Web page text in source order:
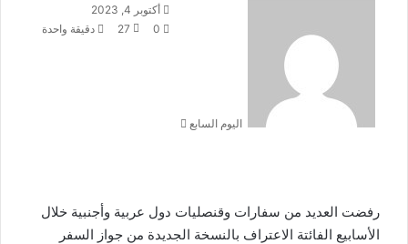
اليوم السابع
أرسل
بريدا
أكتوبر 4, 2023
0
27 دقيقة واحدة
رفضت العديد من سفارات وقنصليات دول عربية وأجنبية خلال
الأسابيع الفائتة الاعتراف بالنسخة الجديدة من جواز السفر